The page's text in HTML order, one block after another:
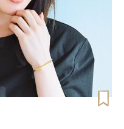
ルトetc.〉
Lifestyle
女優・須藤理彩さん「夫を亡く
し、心身不調に。鬱だと思ってい
たら…」原因がわかり自責を卒業
Lifestyle
梅宮アンナさん、再婚から8カ月め
の心境「お互い20年ぶりの結婚生